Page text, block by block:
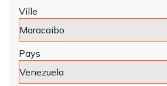
Ville
Pays